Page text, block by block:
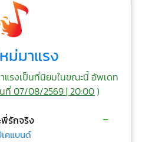
ม่มาแรง
แรงเป็นที่นิยมในขณะนี้ อัพเดท
ที่ 07/08/2569 | 20:00)
พี่รักจริง
คแบนด์
-